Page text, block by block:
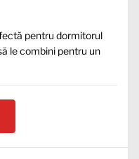
pentru dormitorul
le combini pentru un